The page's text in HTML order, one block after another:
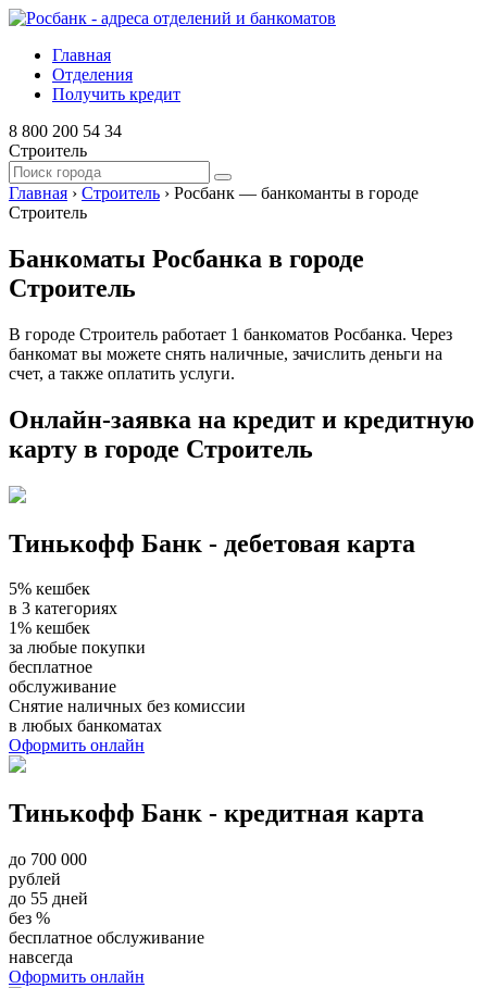
Главная
Отделения
Получить кредит
8 800 200 54 34
Строитель
Главная › Строитель › Росбанк — банкоманты в городе
Строитель
Банкоматы Росбанка в городе
Строитель
В городе Строитель работает 1 банкоматов Росбанка. Через
банкомат вы можете снять наличные, зачислить деньги на
счет, а также оплатить услуги.
Онлайн-заявка на кредит и кредитную
карту в городе Строитель
Тинькофф Банк - дебетовая карта
5% кешбек
в 3 категориях
1% кешбек
за любые покупки
бесплатное
обслуживание
Снятие наличных без комиссии
в любых банкоматах
Оформить онлайн
Тинькофф Банк - кредитная карта
до 700 000
рублей
до 55 дней
без %
бесплатное обслуживание
навсегда
Оформить онлайн